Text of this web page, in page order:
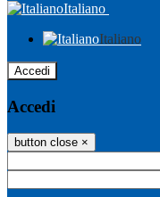
Italiano
Italiano
Accedi
Accedi
button close ×